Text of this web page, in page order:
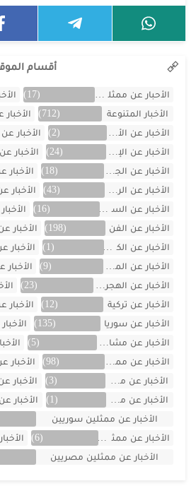
أقسام
الأحبار عن ممثلين الخليج (17)
الأخبار المتنوعة
(712) الأخبار
الأخبار عن الأفلام
(2) الأخبار عن
الأخبار عن الإمارات
(24) الأخبار عن
الأخبار عن الجزائر
(18) الأخبار
الأخبار عن الرياضة
(43) الأخبار
الأخبار عن السيارات
(16)
الأخبار عن الفن
(198) الأخبار
الأخبار عن الكويت
(1) الأخبار
الأخبار عن المسلسلات
(9) الأخبار
الأخبار عن الهجرة والسفر
(23)
الأخبار عن تركية
(12) الأخبار
الأخبار عن سوريا
(135)
الأخبار عن مشاهر الهند
(5)
الأخبار عن ممثلين اتراك
(98) الأخبار
الأخبار عن ممثلين الأردن
(3) الأخبار
الأخبار عن ممثلين تونس
(1) الأخبار
الأخبار عن ممثلين سوريين
الأخبار عن ممثلين فلسطينين
(6)
الأخبار عن ممثلين مصريين